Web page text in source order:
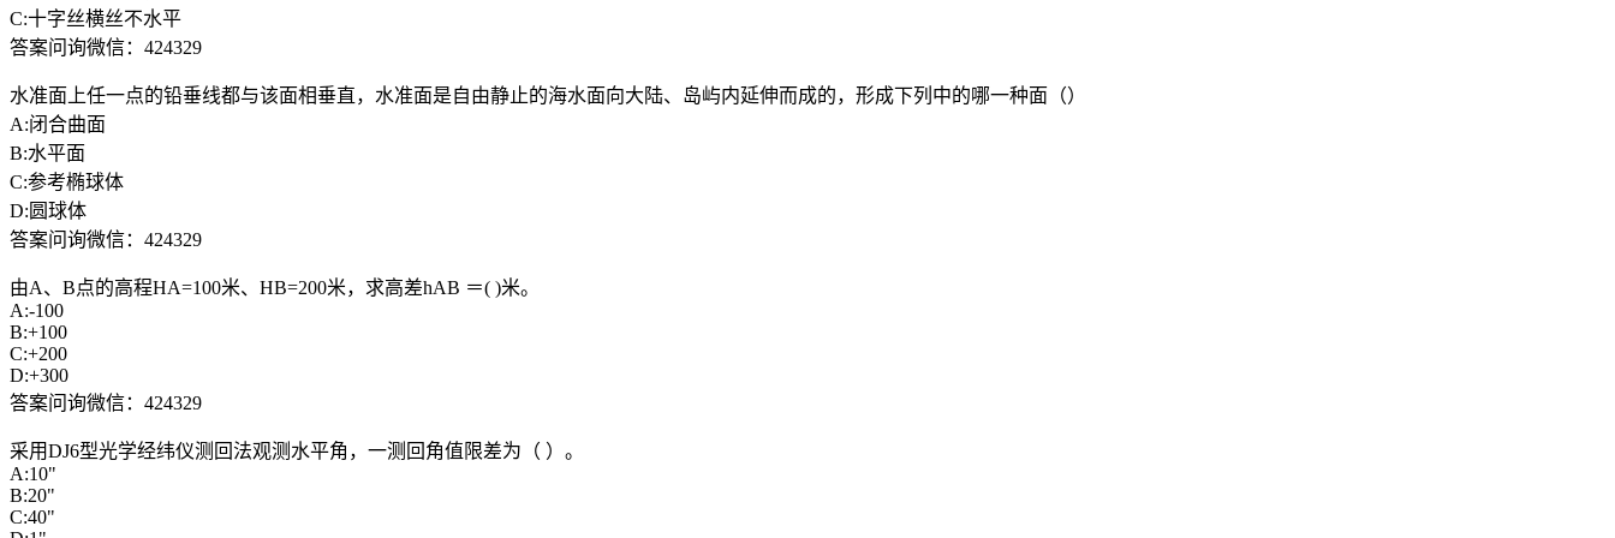
C:十字丝横丝不水平
答案问询微信：424329
水准面上任一点的铅垂线都与该面相垂直，水准面是自由静止的海水面向大陆、岛屿内延伸而成的，形成下列中的哪一种面（）
A:闭合曲面
B:水平面
C:参考椭球体
D:圆球体
答案问询微信：424329
由A、B点的高程HA=100米、HB=200米，求高差hAB ＝( )米。
A:-100
B:+100
C:+200
D:+300
答案问询微信：424329
采用DJ6型光学经纬仪测回法观测水平角，一测回角值限差为（ ）。
A:10"
B:20"
C:40"